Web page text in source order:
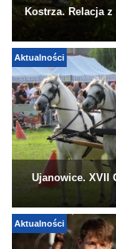
Kostrza. Relacja
Aktualności
Ujanowice. XVII
Aktualności